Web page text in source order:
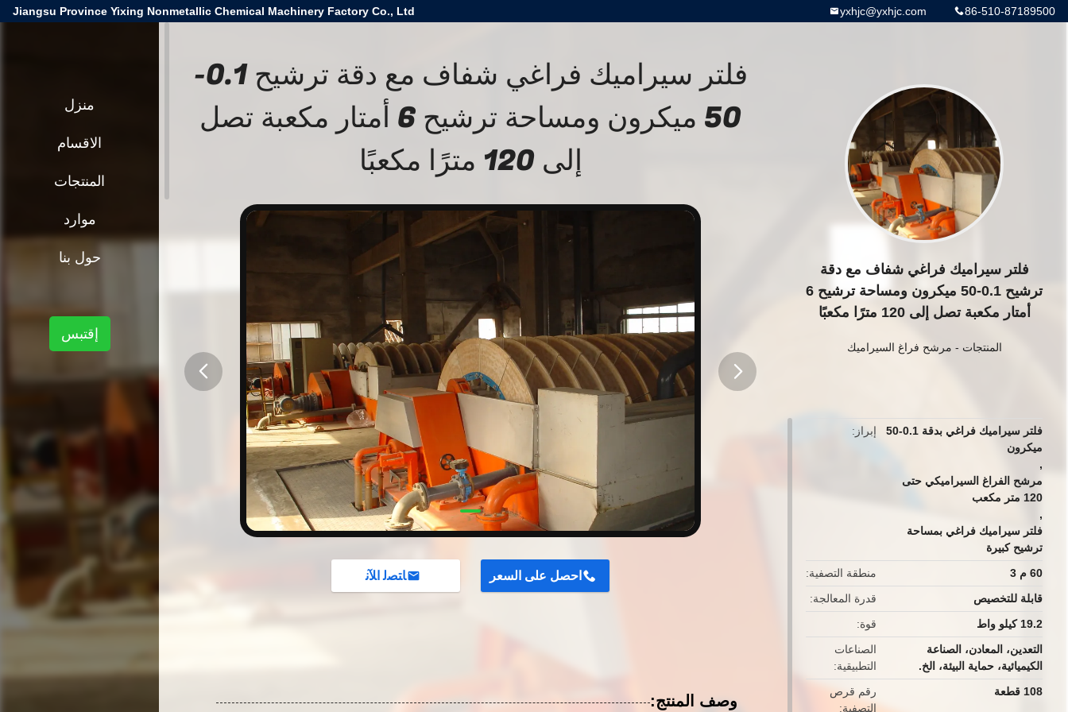
Jiangsu Province Yixing Nonmetallic Chemical Machinery Factory Co., Ltd 86-510-87189500
yxhjc@yxhjc.com
فلتر سيراميك فراغي شفاف مع دقة
ترشيح 0.1-50 ميكرون ومساحة ترشيح 6
أمتار مكعبة تصل إلى 120 مترًا مكعبًا
المنتجات - مرشح فراغ السيراميك
إبراز
فلتر سيراميك فراغي بدقة 0.1-50
ميكرون
,
مرشح الفراغ السيراميكي حتى
120 متر مكعب
,
فلتر سيراميك فراغي بمساحة
ترشيح كبيرة
منطقة التصفية
60 م 3
قدرة المعالجة
قابلة للتخصيص
قوة
19.2 كيلو واط
الصناعات
التطبيقية
التعدين، المعادن، الصناعة
الكيميائية، حماية البيئة، الخ.
رقم قرص
التصفية
108 قطعة
فلتر سيراميك فراغي شفاف مع دقة ترشيح 0.1-
50 ميكرون ومساحة ترشيح 6 أمتار مكعبة تصل
إلى 120 مترًا مكعبًا
احصل على السعر ﺎﺘﺼﻟ ﺍﻶﻧ
وصف المنتج:
منزل
الاقسام
المنتجات
موارد
حول بنا
إقتبس